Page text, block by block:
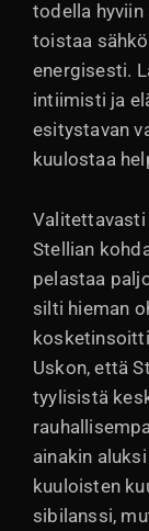
todella hyviin
toistaa
energisesti.
intiimisti ja
esitystavan
kuulostaa
Valitettavasti
Stellian
pelastaa
silti hieman
Uskon, että
tyylisistä
ainakin
kuuloisten
sibilanssi,